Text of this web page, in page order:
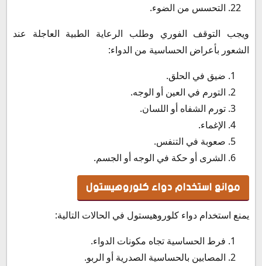
التحسس من الضوء.
ويجب التوقف الفوري وطلب الرعاية الطبية العاجلة عند
الشعور بأعراض الحساسية من الدواء:
ضيق في الحلق.
التورم في العين أو الوجه.
تورم الشفاه أو اللسان.
الإغماء.
صعوبة في التنفس.
الشرى أو حكة في الوجه أو الجسم.
موانع استخدام دواء كلوروهيستول
يمنع استخدام دواء كلوروهيستول في الحالات التالية:
فرط الحساسية تجاه مكونات الدواء.
المصابين بالحساسية الصدرية أو الربو.